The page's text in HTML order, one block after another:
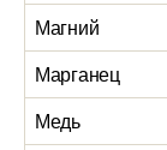
Магний
Марганец
Медь